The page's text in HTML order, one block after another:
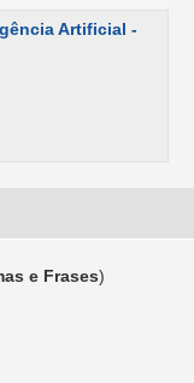
Artificial -
e Frases)